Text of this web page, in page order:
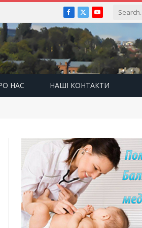
Facebook
X
(Twitter)
YouTube
НАС НАШІ КОНТАКТИ